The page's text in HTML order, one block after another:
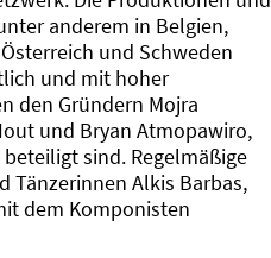
anderem in Belgien,
und Schweden
und mit hoher
den Gründern Mojra
und Bryan Atmopawiro,
sind. Regelmäßige
Tänzerinnen Alkis Barbas,
dem Komponisten